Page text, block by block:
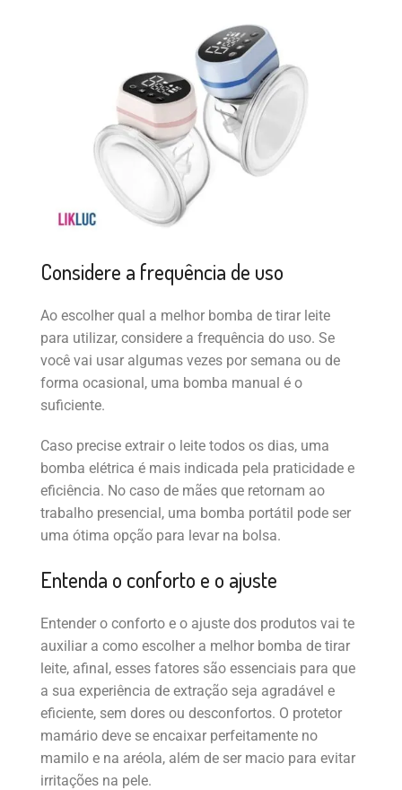
Considere a frequência de uso
Ao escolher qual a melhor bomba de tirar leite
para utilizar, considere a frequência do uso. Se
você vai usar algumas vezes por semana ou de
forma ocasional, uma bomba manual é o
suficiente.
Caso precise extrair o leite todos os dias, uma
bomba elétrica é mais indicada pela praticidade e
eficiência. No caso de mães que retornam ao
trabalho presencial, uma bomba portátil pode ser
uma ótima opção para levar na bolsa.
Entenda o conforto e o ajuste
Entender o conforto e o ajuste dos produtos vai te
auxiliar a como escolher a melhor bomba de tirar
leite, afinal, esses fatores são essenciais para que
a sua experiência de extração seja agradável e
eficiente, sem dores ou desconfortos. O protetor
mamário deve se encaixar perfeitamente no
mamilo e na aréola, além de ser macio para evitar
irritações na pele.